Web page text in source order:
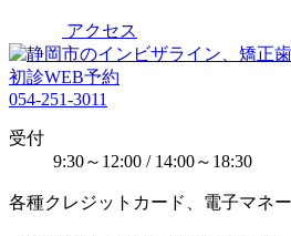
アクセス
初診WEB予約
054-251-3011
受付
9:30～12:00 / 14:00～18:30
各種クレジットカード、電子マネ